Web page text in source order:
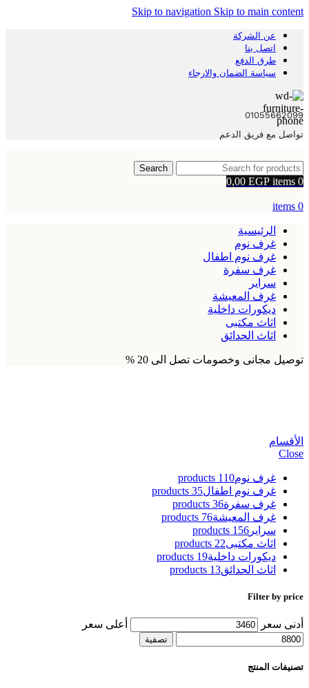
Skip to navigation Skip to main content
عن الشركة
اتصل بنا
طرق الدفع
سياسة الضمان والارجاء
01055662099
تواصل مع فريق الدعم
Search
0
items
0,00 EGP
0
items
الرئيسية
غرف نوم
غرف نوم اطفال
غرف سفرة
سراير
غرف المعيشة
ديكورات داخلية
اثاث مكتبى
اثاث الحدائق
توصيل مجانى وخصومات تصل الى 20 %
الأقسام
Close
غرف نوم110 products
غرف نوم اطفال35 products
غرف سفرة36 products
غرف المعيشة76 products
سراير 156 products
اثاث مكتبى22 products
ديكورات داخلية19 products
اثاث الحدائق13 products
Filter by price
أدنى سعر أعلى سعر
تصفية
تصنيفات المنتج